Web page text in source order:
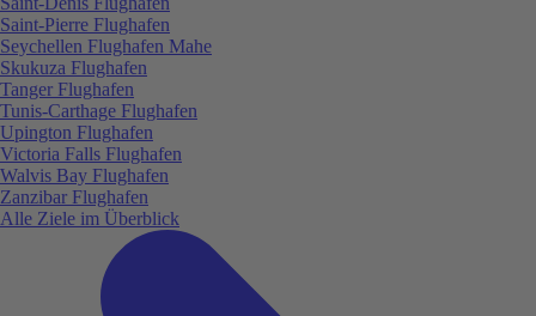
Saint-Pierre Flughafen
Seychellen Flughafen Mahe
Skukuza Flughafen
Tanger Flughafen
Tunis-Carthage Flughafen
Upington Flughafen
Victoria Falls Flughafen
Walvis Bay Flughafen
Zanzibar Flughafen
Alle Ziele im Überblick